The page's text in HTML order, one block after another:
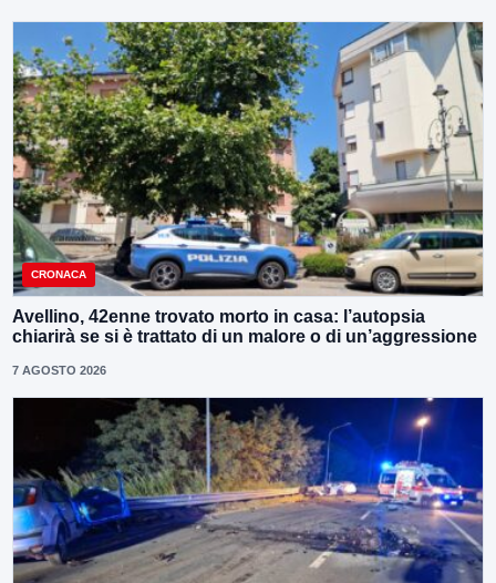
CRONACA
Avellino, 42enne trovato morto in casa: l’autopsia
chiarirà se si è trattato di un malore o di un’aggressione
7 AGOSTO 2026